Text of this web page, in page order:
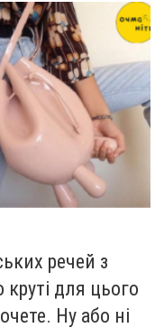
речей з
круті для цього
Ну або ні